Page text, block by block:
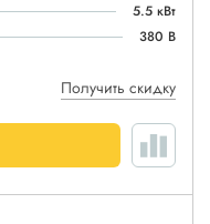
5.5 кВт
380 В
Получить скидку